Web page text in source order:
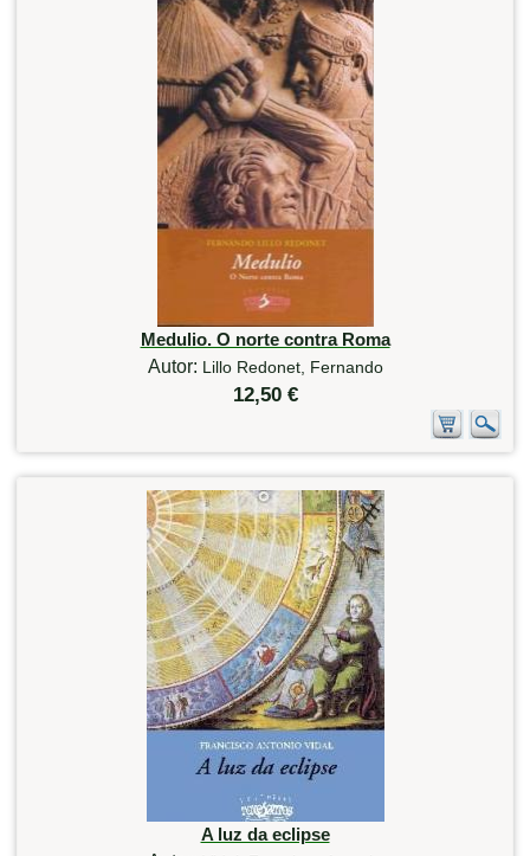
Medulio. O norte contra Roma
Autor: Lillo Redonet, Fernando
12,50 €
A luz da eclipse